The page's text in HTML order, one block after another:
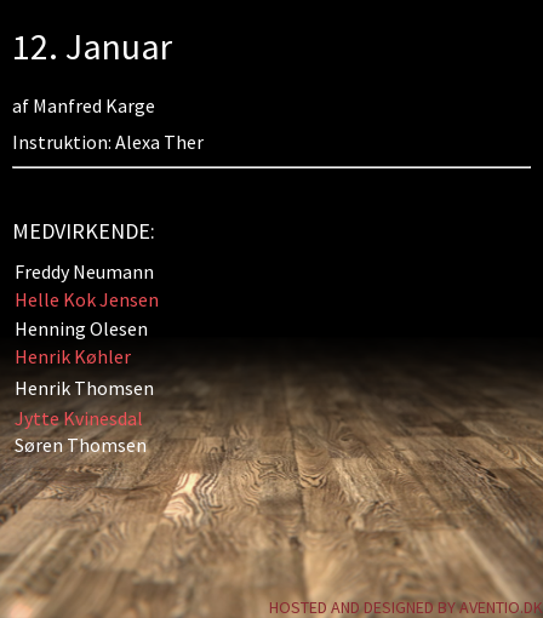
12. Januar
af Manfred Karge
Instruktion: Alexa Ther
MEDVIRKENDE:
Freddy Neumann
Helle Kok Jensen
Henning Olesen
Henrik Køhler
Henrik Thomsen
Jytte Kvinesdal
Søren Thomsen
HOSTED AND DESIGNED BY AVENTIO.DK